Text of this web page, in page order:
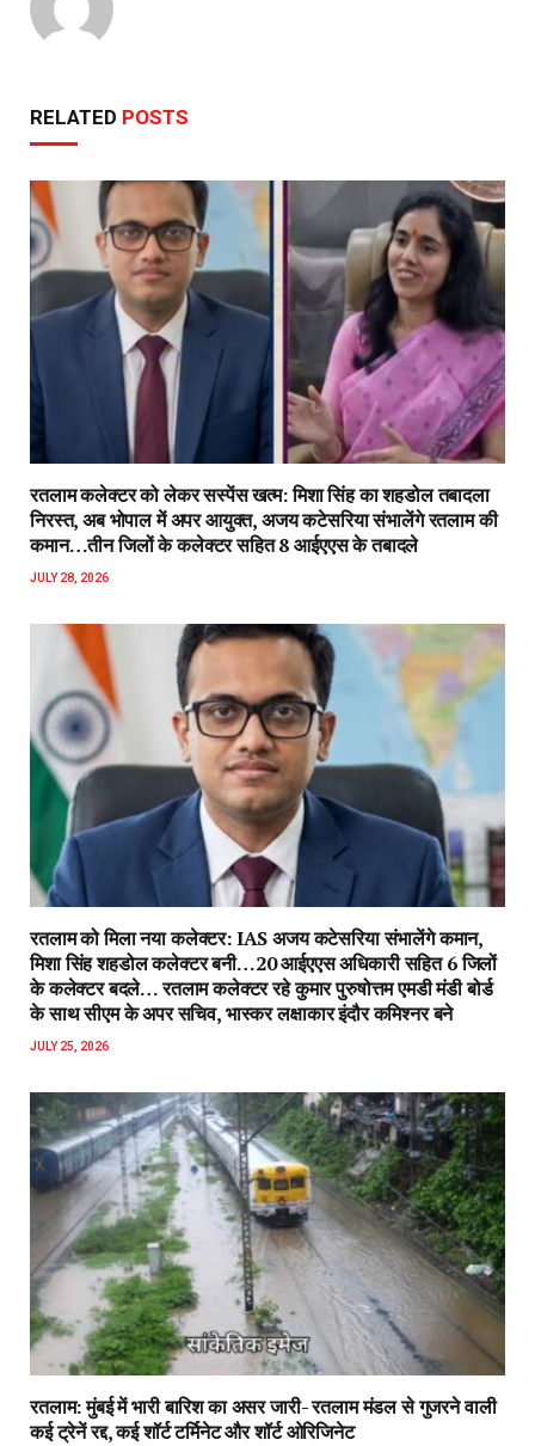
RELATED POSTS
रतलाम कलेक्टर को लेकर सस्पेंस खत्म: मिशा सिंह का शहडोल तबादला
निरस्त, अब भोपाल में अपर आयुक्त, अजय कटेसरिया संभालेंगे रतलाम की
कमान…तीन जिलों के कलेक्टर सहित 8 आईएएस के तबादले
JULY 28, 2026
रतलाम को मिला नया कलेक्टर: IAS अजय कटेसरिया संभालेंगे कमान,
मिशा सिंह शहडोल कलेक्टर बनी…20 आईएएस अधिकारी सहित 6 जिलों
के कलेक्टर बदले… रतलाम कलेक्टर रहे कुमार पुरुषोत्तम एमडी मंडी बोर्ड
के साथ सीएम के अपर सचिव, भास्कर लक्षाकार इंदौर कमिश्नर बने
JULY 25, 2026
रतलाम: मुंबई में भारी बारिश का असर जारी- रतलाम मंडल से गुजरने वाली
कई ट्रेनें रद्द, कई शॉर्ट टर्मिनेट और शॉर्ट ओरिजिनेट